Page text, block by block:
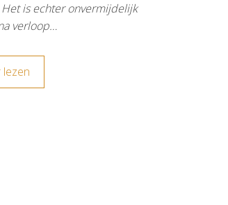
is echter onvermijdelijk
verloop…